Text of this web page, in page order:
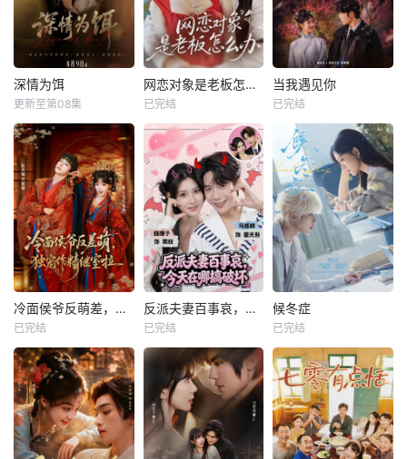
深情为饵
更新至第08集
网恋对象是老板怎么办
已完结
当我遇见你
已完结
冷面侯爷反萌差，独宠作精继室啦
已完结
反派夫妻百事哀，今天在哪搞破坏
已完结
候冬症
已完结